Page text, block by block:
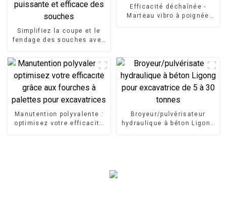
Simplifiez la coupe et le
fendage des souches avec
d'excavatrice conçu pour
une élimination puissante
et efficace des souches
Efficacité déchaînée -
Marteau vibro à poignée
Manutention polyvalente :
optimisez votre efficacité
Broyeur/pulvérisateur
hydraulique à béton Ligong